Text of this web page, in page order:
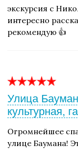
экскурсия с
интересно
рекомендую 👍
Улица
культурная,
Огромнейшее
улице Баумана!